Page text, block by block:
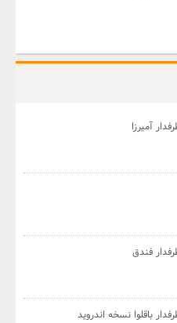
آمیرزا
فندق
باقلوا نسخه اندروید